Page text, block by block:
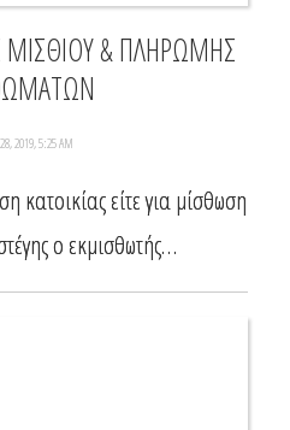
ΜΙΣΘΙΟΥ & ΠΛΗΡΩΜΗΣ
2019, 5:25 AM
κατοικίας είτε για μίσθωση
ο εκμισθωτής…